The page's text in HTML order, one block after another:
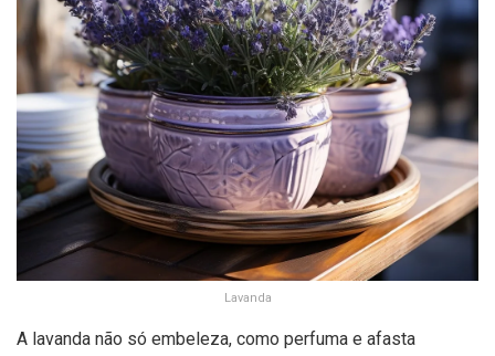
Lavanda
A lavanda não só embeleza, como perfuma e afasta